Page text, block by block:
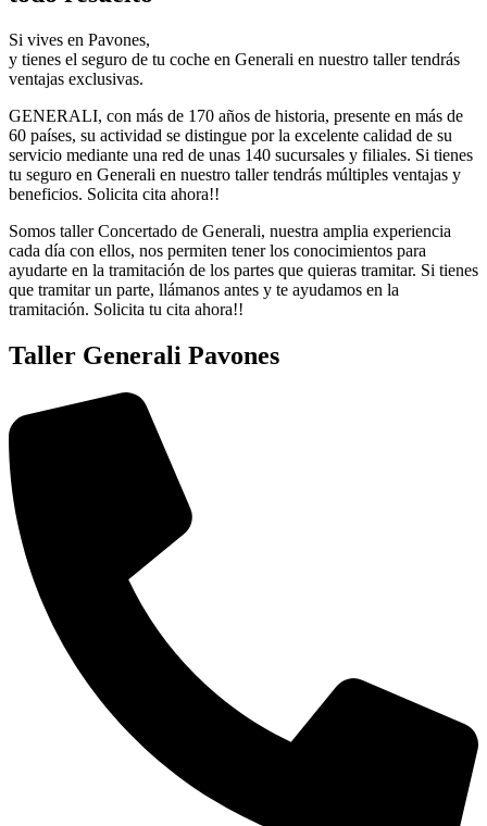
Si vives en Pavones,
y tienes el seguro de tu coche en Generali en nuestro taller tendrás
ventajas exclusivas.
GENERALI, con más de 170 años de historia, presente en más de
60 países, su actividad se distingue por la excelente calidad de su
servicio mediante una red de unas 140 sucursales y filiales. Si tienes
tu seguro en Generali en nuestro taller tendrás múltiples ventajas y
beneficios. Solicita cita ahora!!
Somos taller Concertado de Generali, nuestra amplia experiencia
cada día con ellos, nos permiten tener los conocimientos para
ayudarte en la tramitación de los partes que quieras tramitar. Si tienes
que tramitar un parte, llámanos antes y te ayudamos en la
tramitación. Solicita tu cita ahora!!
Taller Generali Pavones